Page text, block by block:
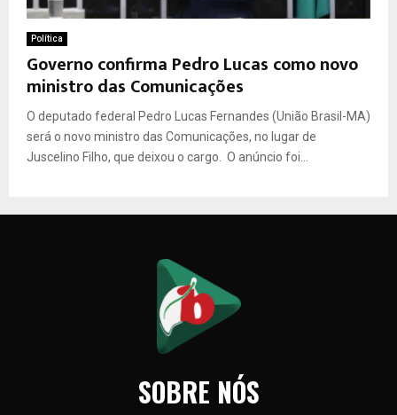
Política
Governo confirma Pedro Lucas como novo
ministro das Comunicações
O deputado federal Pedro Lucas Fernandes (União Brasil-MA)
será o novo ministro das Comunicações, no lugar de
Juscelino Filho, que deixou o cargo. O anúncio foi...
SOBRE NÓS